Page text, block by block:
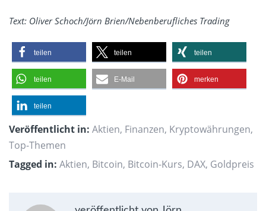
Text: Oliver Schoch/Jörn Brien/Nebenberufliches Trading
teilen teilen teilen
teilen E-Mail merken
teilen
Veröffentlicht in: Aktien, Finanzen, Kryptowährungen,
Top-Themen
Tagged in: Aktien, Bitcoin, Bitcoin-Kurs, DAX, Goldpreis